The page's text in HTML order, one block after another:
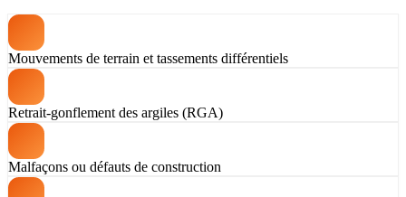
Mouvements de terrain et tassements différentiels
Retrait-gonflement des argiles (RGA)
Malfaçons ou défauts de construction